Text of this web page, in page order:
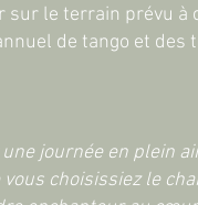
le terrain prévu à
de tango et des
journée en plein
choisissiez le